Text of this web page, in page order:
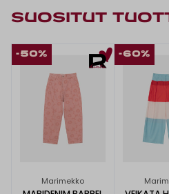
SUOSITUT
-50%
Marimekko
-60%